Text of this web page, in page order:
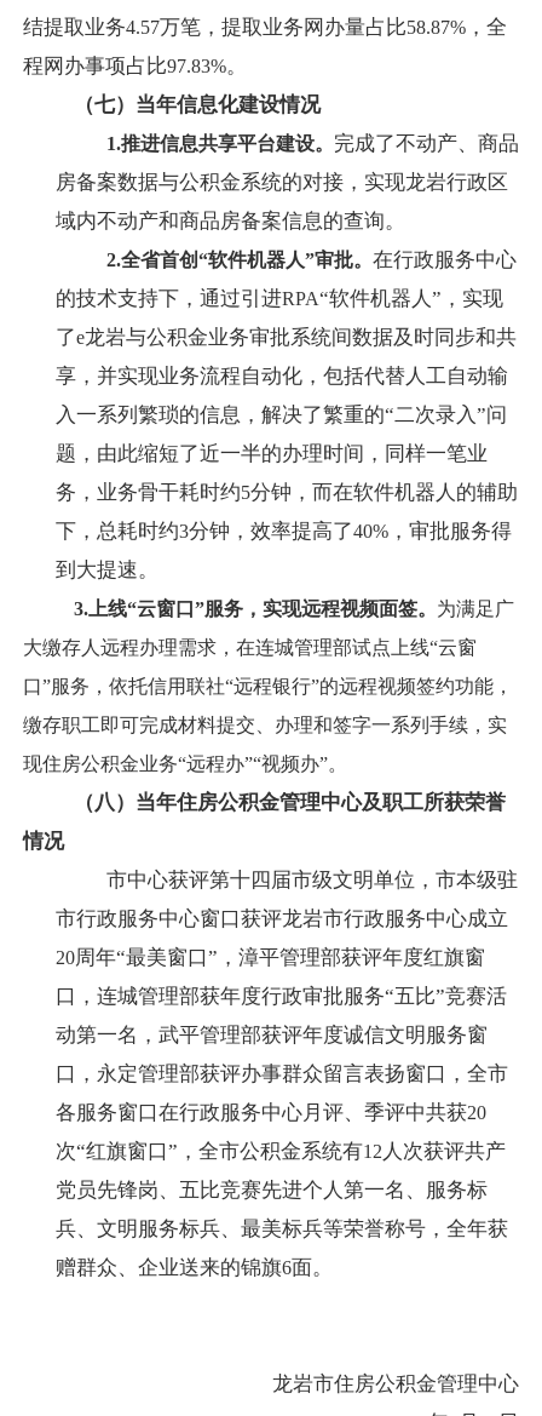
结提取业务4.57万笔，提取业务网办量占比58.87% ，全
程网办事项占比97.83%。
（七）当年信息化建设情况
1.推进信息共享平台建设。 完成了不动产、商品
房备案数据与公积金系统的对接，实现龙岩行政区
域内不动产和商品房备案信息的查询。
2.全省首创“软件机器人”审批。 在行政服务中心
的技术支持下，通过引进RPA“软件机器人”，实现
了e龙岩与公积金业务审批系统间数据及时同步和共
享，并实现业务流程自动化，包括代替人工自动输
入一系列繁琐的信息，解决了繁重的“二次录入”问
题，由此缩短了近一半的办理时间，同样一笔业
务，业务骨干耗时约5分钟，而在软件机器人的辅助
下，总耗时约3分钟，效率提高了40% ，审批服务得
到大提速。
3.上线“云窗口”服务，实现远程视频面签。 为满足广
大缴存人远程办理需求，在连城管理部试点上线“云窗
口”服务，依托信用联社“远程银行”的远程视频签约功能，
缴存职工即可完成材料提交、办理和签字一系列手续，实
现住房公积金业务“远程办”“视频办”。
（八）当年住房公积金管理中心及职工所获荣誉
情况
市中心获评第十四届市级文明单位，市本级驻
市行政服务中心窗口获评龙岩市行政服务中心成立
20周年“最美窗口”，漳平管理部获评年度红旗窗
口，连城管理部获年度行政审批服务“五比”竞赛活
动第一名，武平管理部获评年度诚信文明服务窗
口，永定管理部获评办事群众留言表扬窗口，全市
各服务窗口在行政服务中心月评、季评中共获20
次“红旗窗口”，全市公积金系统有12 人次获评共产
党员先锋岗、五比竞赛先进个人第一名、服务标
兵、文明服务标兵、最美标兵等荣誉称号，全年获
赠群众、企业送来的锦旗6面。
龙岩市住房公积金管理中心